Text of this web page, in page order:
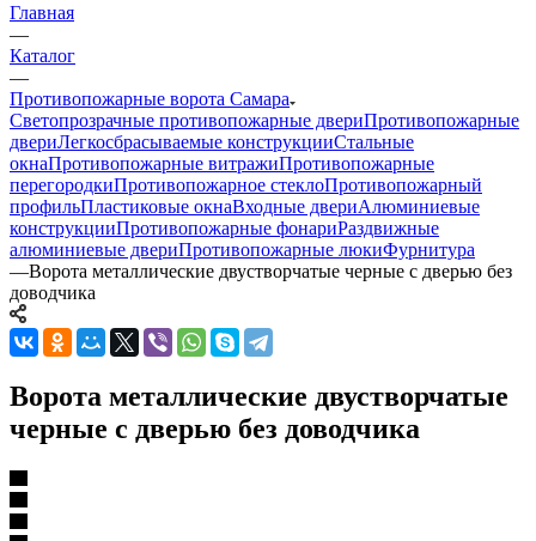
Главная
—
Каталог
—
Противопожарные ворота Самара
Светопрозрачные противопожарные двериПротивопожарные
двериЛегкосбрасываемые конструкцииСтальные
окнаПротивопожарные витражиПротивопожарные
перегородкиПротивопожарное стеклоПротивопожарный
профильПластиковые окнаВходные двериАлюминиевые
конструкцииПротивопожарные фонариРаздвижные
алюминиевые двериПротивопожарные люкиФурнитура
—Ворота металлические двустворчатые черные с дверью без
доводчика
Ворота металлические двустворчатые
черные с дверью без доводчика